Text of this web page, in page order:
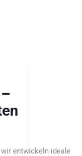
entwickeln ideale